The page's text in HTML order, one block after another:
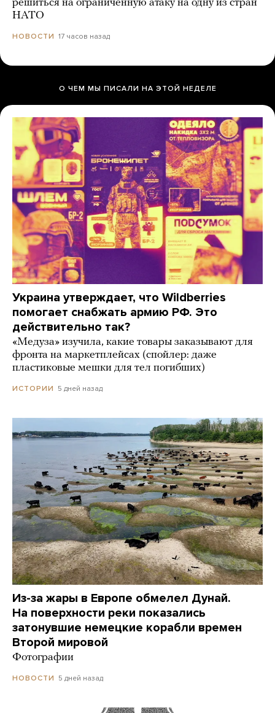
решиться на ограниченную атаку на одну из стран
НАТО
НОВОСТИ 17 часов назад
О ЧЕМ МЫ ПИСАЛИ НА ЭТОЙ НЕДЕЛЕ
Украина утверждает, что Wildberries
помогает снабжать армию РФ. Это
действительно так?
«Медуза» изучила, какие товары заказывают для
фронта на маркетплейсах (спойлер: даже
пластиковые мешки для тел погибших)
ИСТОРИИ 5 дней назад
Из-за жары в Европе обмелел Дунай.
На поверхности реки показались
затонувшие немецкие корабли времен
Второй мировой
Фотографии
НОВОСТИ 5 дней назад